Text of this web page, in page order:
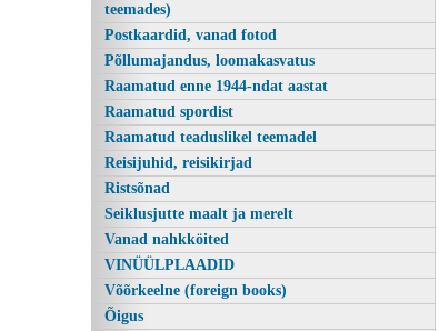
teemades)
Postkaardid, vanad fotod
Põllumajandus, loomakasvatus
Raamatud enne 1944-ndat aastat
Raamatud spordist
Raamatud teaduslikel teemadel
Reisijuhid, reisikirjad
Ristsõnad
Seiklusjutte maalt ja merelt
Vanad nahkköited
VINÜÜLPLAADID
Võõrkeelne (foreign books)
Õigus